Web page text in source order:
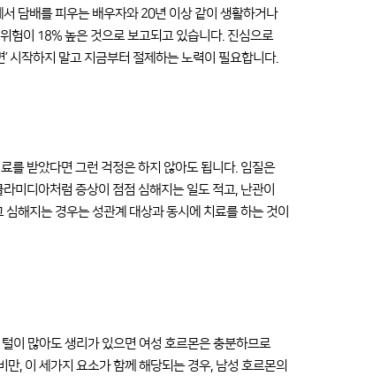
담배를 피우는 배우자와 20년 이상 같이 생활하거나
험이 18% 높은 것으로 보고되고 있습니다. 진심으로
시작하지 말고 지금부터 절제하는 노력이 필요합니다.
를 받았다면 그런 걱정은 하지 않아도 됩니다. 임질은
미디아처럼 증상이 점점 심해지는 일도 적고, 난관이
해지는 경우는 성관계 대상과 동시에 치료를 하는 것이
이 많아도 생리가 있으면 여성 호르몬은 충분하므로
, 이 세가지 요소가 함께 해당되는 경우, 남성 호르몬의